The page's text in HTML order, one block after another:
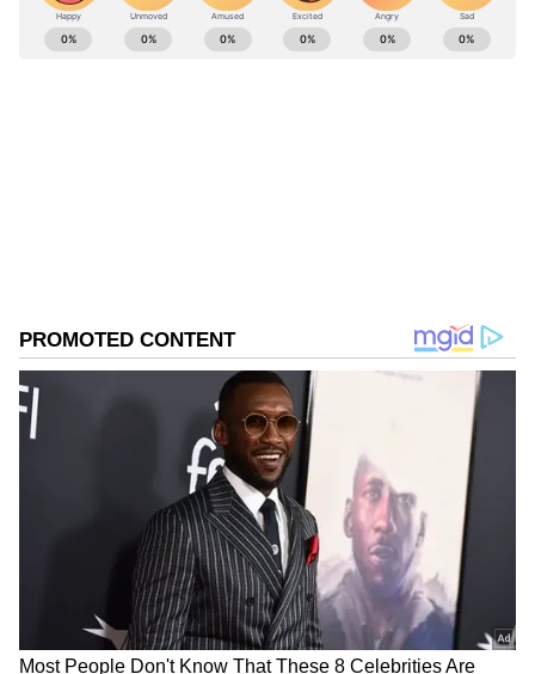
అనేది కేంద్ర వ్యవసాయ మంత్రిత్వ శాఖ క్రింద పని చేసే
దేశంలోని ప్రధాన వ్యవసాయ పరిశోధనా సంస్థ.
ABOUT THE AUTHOR
DOWNLOAD APP